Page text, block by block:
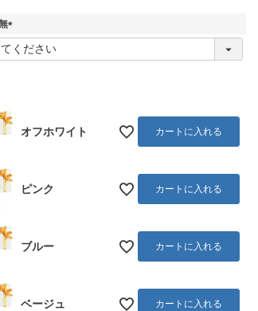
(
必
オフホワイト カートに入れる
ピンク カートに入れる
ブルー カートに入れる
ベージュ カートに入れる